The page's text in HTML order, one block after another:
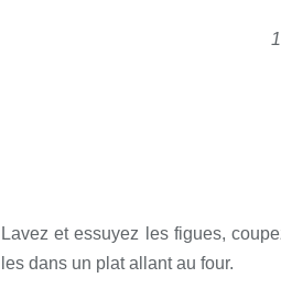
Lavez et essuyez les figues,
les dans un plat allant au four.